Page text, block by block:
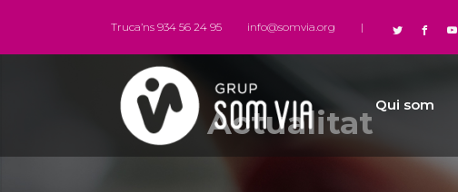
Truca’ns 934 56 24 95 info@somvia.org |
Qui som
Actualitat